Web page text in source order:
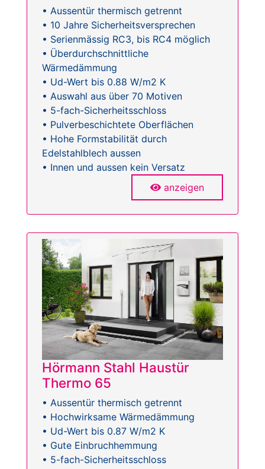
• Aussentür thermisch getrennt
• 10 Jahre Sicherheitsversprechen
• Serienmässig RC3, bis RC4 möglich
• Überdurchschnittliche
Wärmedämmung
• Ud-Wert bis 0.88 W/m2 K
• Auswahl aus über 70 Motiven
• 5-fach-Sicherheitsschloss
• Pulverbeschichtete Oberflächen
• Hohe Formstabilität durch
Edelstahlblech aussen
• Innen und aussen kein Versatz
anzeigen
Hörmann Stahl Haustür
Thermo 65
• Aussentür thermisch getrennt
• Hochwirksame Wärmedämmung
• Ud-Wert bis 0.87 W/m2 K
• Gute Einbruchhemmung
• 5-fach-Sicherheitsschloss